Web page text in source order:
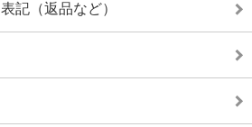
記（返品など）